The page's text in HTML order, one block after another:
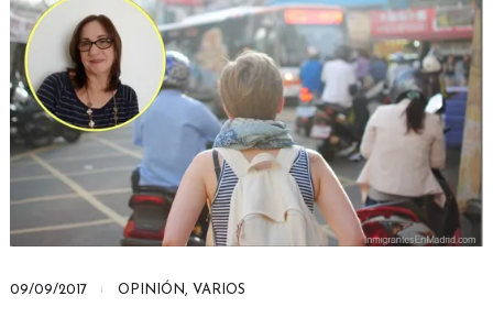
09/09/2017 OPINIÓN, VARIOS